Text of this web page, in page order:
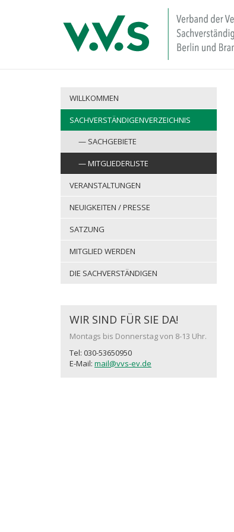
WILLKOMMEN
SACHVERSTÄNDIGENVERZEICHNIS
SACHGEBIETE
MITGLIEDERLISTE
VERANSTALTUNGEN
NEUIGKEITEN / PRESSE
SATZUNG
MITGLIED WERDEN
DIE SACHVERSTÄNDIGEN
WIR SIND FÜR SIE DA!
Montags bis Donnerstag von 8-13 Uhr.
Tel: 030-53650950
E-Mail: mail@vvs-ev.de